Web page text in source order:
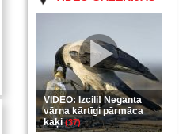
VIDEO: Izcili! Neganta
vārna kārtīgi pārmāca
kaķi(37)